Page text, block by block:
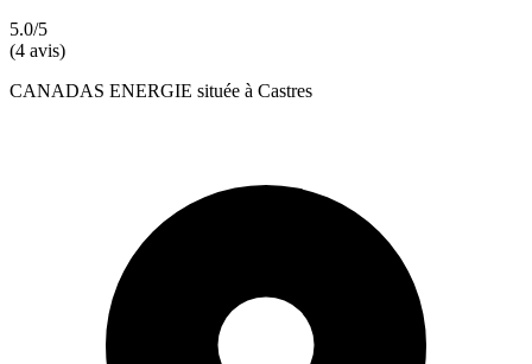
5.0/5
(4 avis)
CANADAS ENERGIE située à Castres